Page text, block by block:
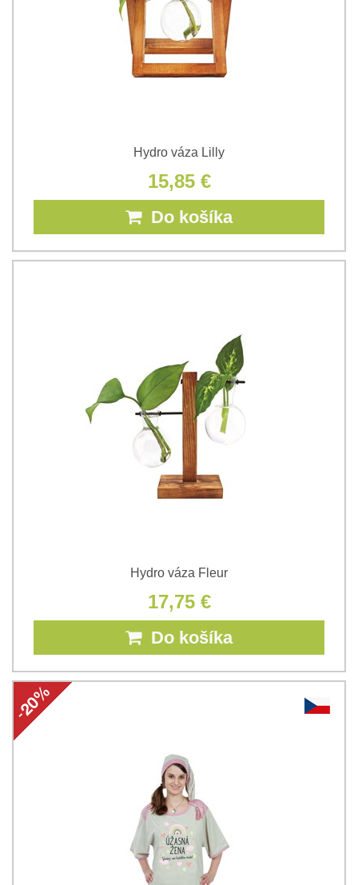
Hydro váza Lilly
15,85 €
Do košíka
Hydro váza Fleur
17,75 €
Do košíka